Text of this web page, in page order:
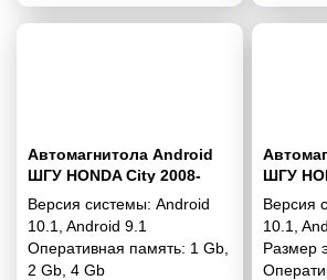
Автомагнитола Android
ШГУ HONDA City 2008-
2014; Ballade 2011-2014
(Manual Air-Conditioning)
Версия системы: Android
10.1
Android 9.1
Оперативная память: 1 Gb
2 Gb 4 Gb
ШГУ
Grace
Версия
10.1
,
Размер